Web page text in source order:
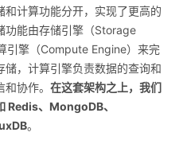
和计算功能分开，实现了更高的
功能由存储引擎（Storage
引擎（Compute Engine）来完
，计算引擎负责数据的查询和
协作。 在这套架构之上，我们
Redis、MongoDB、
。